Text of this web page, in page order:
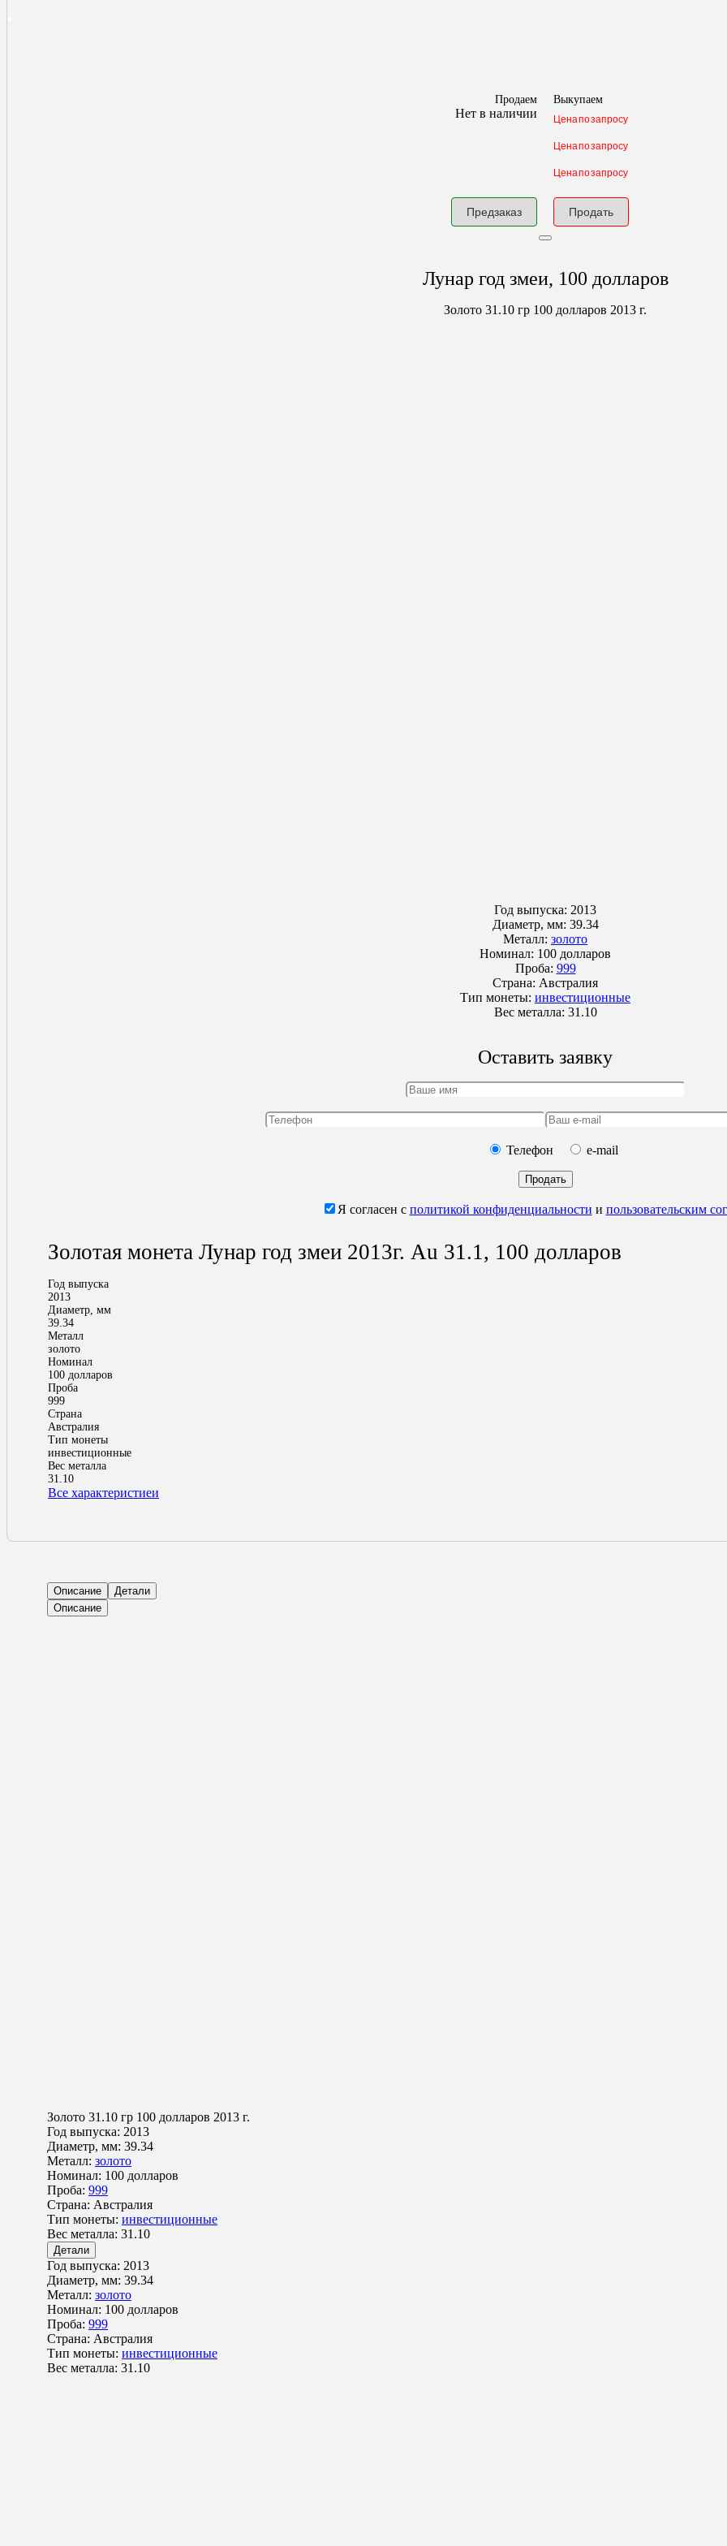
Продаем
Нет в наличии
Выкупаем
Цена по запросу
Цена по запросу
Цена по запросу
Предзаказ Продать
Лунар год змеи, 100 долларов
Золото 31.10 гр 100 долларов 2013 г.
Год выпуска: 2013
Диаметр, мм: 39.34
Металл: золото
Номинал: 100 долларов
Проба: 999
Страна: Австралия
Тип монеты: инвестиционные
Вес металла: 31.10
Оставить заявку
Телефон e-mail
Продать
Я согласен с политикой конфиденциальности и пользовательским
Золотая монета Лунар год змеи 2013г. Au 31.1, 100 долларов
Год выпуска
2013
Диаметр, мм
39.34
Металл
золото
Номинал
100 долларов
Проба
999
Страна
Австралия
Тип монеты
инвестиционные
Вес металла
31.10
Все характеристиеи
Описание
Детали
Описание
Золото 31.10 гр 100 долларов 2013 г.
Год выпуска: 2013
Диаметр, мм: 39.34
Металл: золото
Номинал: 100 долларов
Проба: 999
Страна: Австралия
Тип монеты: инвестиционные
Вес металла: 31.10
Детали
Год выпуска: 2013
Диаметр, мм: 39.34
Металл: золото
Номинал: 100 долларов
Проба: 999
Страна: Австралия
Тип монеты: инвестиционные
Вес металла: 31.10